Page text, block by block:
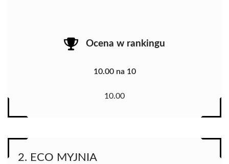
Ocena w rankingu
10.00 na 10
10.00
2. ECO MYJNIA